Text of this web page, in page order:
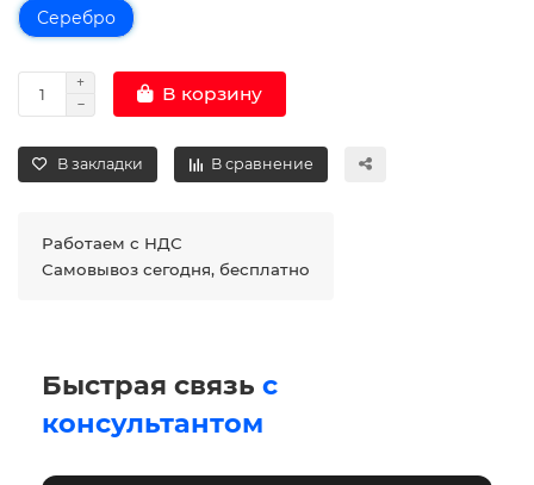
Серебро
В корзину
В закладки В сравнение
Работаем с НДС
Самовывоз сегодня, бесплатно
Быстрая связь с
консультантом